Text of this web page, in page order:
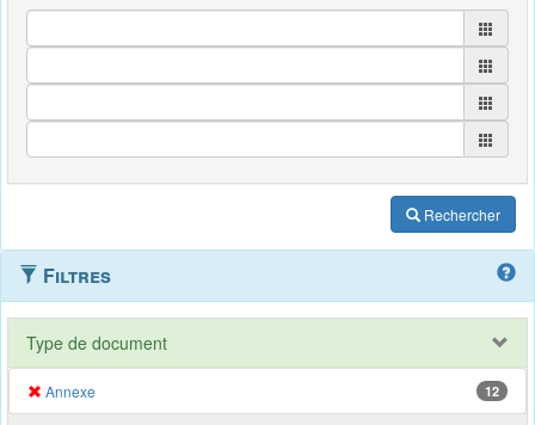
Rechercher
Filtres
Type de document
Annexe 12